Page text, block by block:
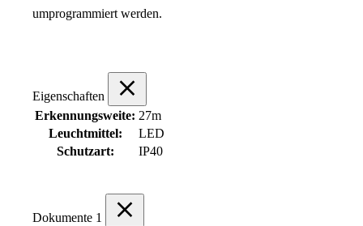
umprogrammiert werden.
Eigenschaften
Erkennungsweite: 27m
Leuchtmittel:
LED
Schutzart:
IP40
Dokumente 1